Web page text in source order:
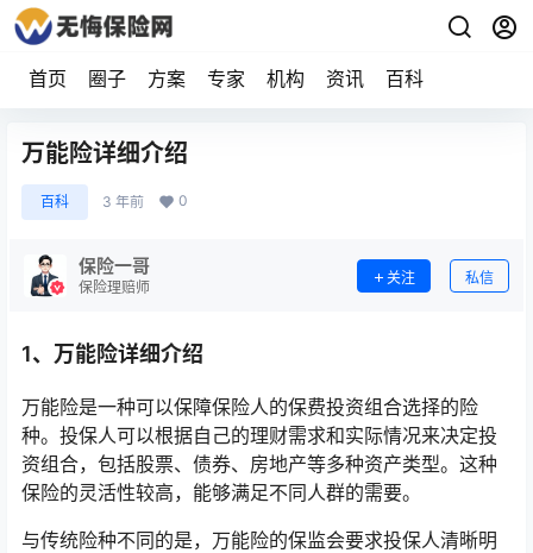
首页 圈子 方案 专家 机构 资讯 百科
万能险详细介绍
百科 3 年前 0
保险一哥
保险理赔师
关注 私信
1、万能险详细介绍
万能险是一种可以保障保险人的保费投资组合选择的险
种。投保人可以根据自己的理财需求和实际情况来决定投
资组合，包括股票、债券、房地产等多种资产类型。这种
保险的灵活性较高，能够满足不同人群的需要。
与传统险种不同的是，万能险的保监会要求投保人清晰明